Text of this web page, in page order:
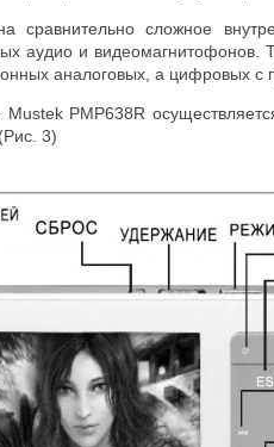
сравнительно сложное
аудио и видеомагнитофонов.
аналоговых, а цифровых с
Mustek PMP638R
3)